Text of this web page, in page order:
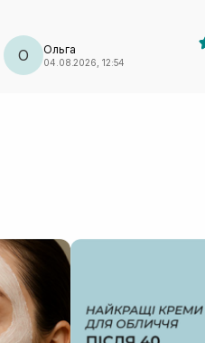
О Ольга
04.08.2026, 12:54